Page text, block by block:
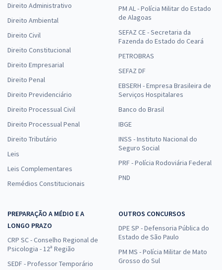
Direito Administrativo
Direito Ambiental
Direito Civil
Direito Constitucional
Direito Empresarial
Direito Penal
Direito Previdenciário
Direito Processual Civil
Direito Processual Penal
Direito Tributário
Leis
Leis Complementares
Remédios Constitucionais
PM AL - Polícia Militar do Estado
de Alagoas
SEFAZ CE - Secretaria da
Fazenda do Estado do Ceará
PETROBRAS
SEFAZ DF
EBSERH - Empresa Brasileira de
Serviços Hospitalares
Banco do Brasil
IBGE
INSS - Instituto Nacional do
Seguro Social
PRF - Polícia Rodoviária Federal
PND
PREPARAÇÃO A MÉDIO E A
LONGO PRAZO
CRP SC - Conselho Regional de
Psicologia - 12ª Região
SEDF - Professor Temporário
OUTROS CONCURSOS
DPE SP - Defensoria Pública do
Estado de São Paulo
PM MS - Polícia Militar de Mato
Grosso do Sul